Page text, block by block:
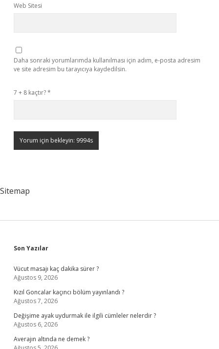
Web Sitesi
Daha sonraki yorumlarımda kullanılması için adım, e-posta adresim
ve site adresim bu tarayıcıya kaydedilsin.
7 + 8 kaçtır?*
Sitemap
Sidebar
Son Yazılar
Vücut masajı kaç dakika sürer ?
Ağustos 9, 2026
Kızıl Goncalar kaçıncı bölüm yayınlandı ?
Ağustos 7, 2026
Değişime ayak uydurmak ile ilgili cümleler nelerdir ?
Ağustos 6, 2026
Averajın altında ne demek ?